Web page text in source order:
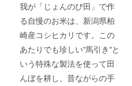
我が「じょんのび田」で作
る自慢のお米は、新潟県柏
崎産コシヒカリです。この
あたりでも珍しい”馬引き”と
いう特殊な製法を使って田
んぼを耕し、昔ながらの手